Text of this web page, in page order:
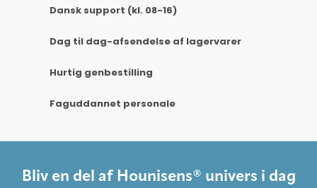
Dansk support (kl. 08-16)
Dag til dag-afsendelse af lagervarer
Hurtig genbestilling
Faguddannet personale
Bliv en del af Hounisens® univers i dag